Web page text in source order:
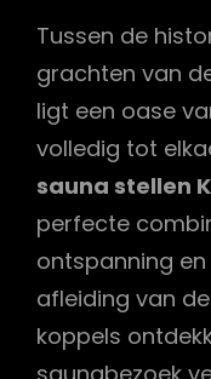
Tussen de
grachten van
ligt een oase
volledig tot
sauna stellen
perfecte
ontspanning
afleiding van
koppels